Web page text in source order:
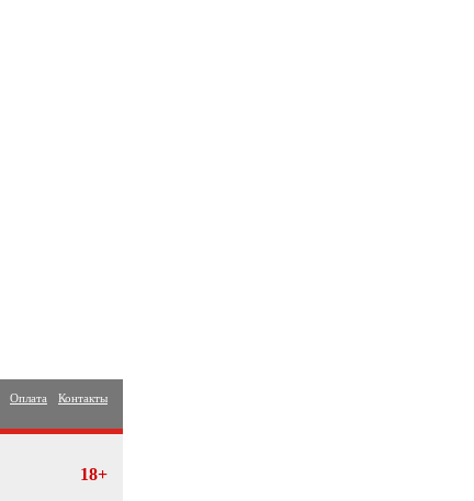
Оплата Контакты
18+